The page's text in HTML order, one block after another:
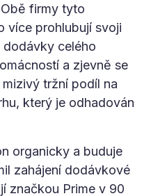
firmy tyto
více prohlubují svoji
celého
a zjevně se
tržní podíl na
který je odhadován
organicky a buduje
zahájení dodávkové
značkou Prime v 90